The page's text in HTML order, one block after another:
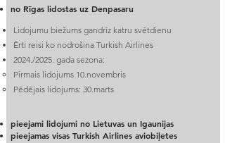
no Rīgas lidostas uz Denpasaru
Lidojumu biežums gandrīz katru svētdienu
Ērti reisi ko nodrošina Turkish Airlines
2024./2025. gada sezona:
Pirmais lidojums 10.novembris
Pēdējais lidojums: 30.marts
pieejami lidojumi no Lietuvas un Igaunijas
pieejamas visas Turkish Airlines aviobiļetes